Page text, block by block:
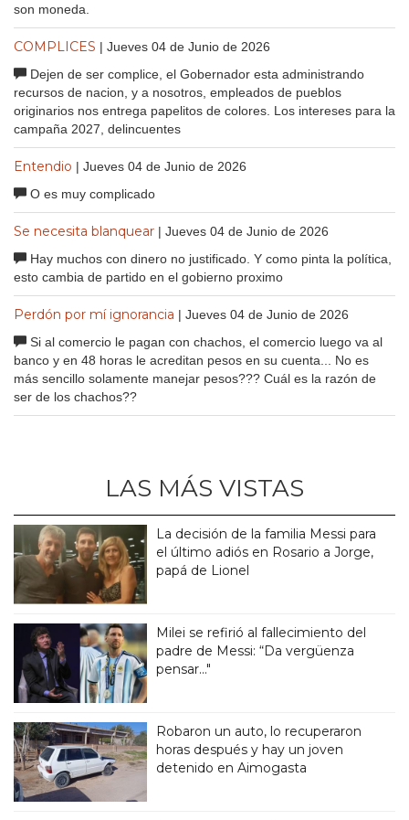
son moneda.
COMPLICES | Jueves 04 de Junio de 2026
Dejen de ser complice, el Gobernador esta administrando
recursos de nacion, y a nosotros, empleados de pueblos
originarios nos entrega papelitos de colores. Los intereses para la
campaña 2027, delincuentes
Entendio | Jueves 04 de Junio de 2026
O es muy complicado
Se necesita blanquear | Jueves 04 de Junio de 2026
Hay muchos con dinero no justificado. Y como pinta la política,
esto cambia de partido en el gobierno proximo
Perdón por mí ignorancia | Jueves 04 de Junio de 2026
Si al comercio le pagan con chachos, el comercio luego va al
banco y en 48 horas le acreditan pesos en su cuenta... No es
más sencillo solamente manejar pesos??? Cuál es la razón de
ser de los chachos??
LAS MÁS VISTAS
La decisión de la familia Messi para
el último adiós en Rosario a Jorge,
papá de Lionel
Milei se refirió al fallecimiento del
padre de Messi: “Da vergüenza
pensar..."
Robaron un auto, lo recuperaron
horas después y hay un joven
detenido en Aimogasta